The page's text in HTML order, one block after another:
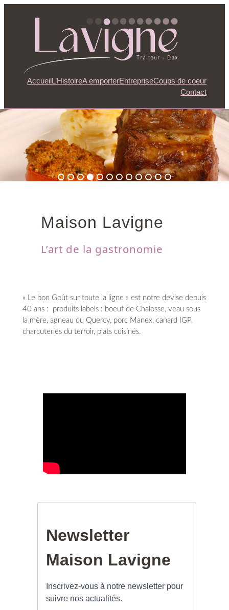
Accueil L’HistoireA emporterEntrepriseCoups de coeur
Contact
Maison Lavigne
L’art de la gastronomie
« Le bon Goût sur toute la ligne » est notre devise depuis
40 ans : produits labels : boeuf de Chalosse, veau sous
la mère, agneau du Quercy, porc Manex, canard IGP,
charcuteries du terroir, plats cuisinés.